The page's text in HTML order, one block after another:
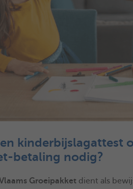
kinderbijslagattest
betaling nodig?
Groeipakket dient als